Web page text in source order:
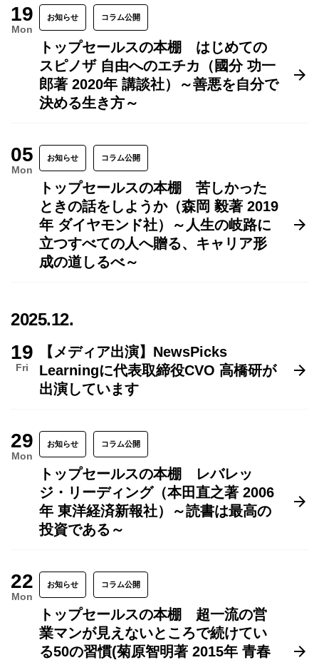
19
Mon
お知らせ コラム公開
トップセールスの本棚 はじめての
スピノザ 自由へのエチカ（國分 功一
郎著 2020年 講談社）～善悪を自分で
決める生き方～
05
Mon
お知らせ コラム公開
トップセールスの本棚 苦しかった
ときの話をしようか（森岡 毅著 2019
年 ダイヤモンド社）～人生の岐路に
立つすべての人へ贈る、キャリア形
成の道しるべ～
2025.12.
19
Fri
【メディア出演】NewsPicks
Learningに代表取締役CVO 高橋研が
出演しています
29
Mon
お知らせ コラム公開
トップセールスの本棚 レバレッ
ジ・リーディング（本田直之著 2006
年 東洋経済新報社）～読書は最高の
投資である～
22
Mon
お知らせ コラム公開
トップセールスの本棚 超一流の営
業マンが見えないところで続けてい
る50の習慣(菊原智明著 2015年 青春